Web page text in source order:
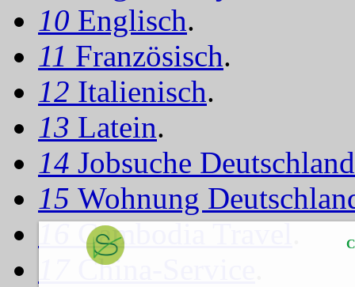
10 Englisch.
11 Französisch.
12 Italienisch.
13 Latein.
14 Jobsuche Deutschland
15 Wohnung
Cambodia Travel
China-Service